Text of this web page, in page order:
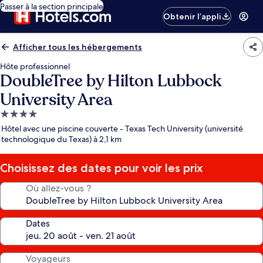
Passer à la section principale
Obtenir l’appli
Afficher tous les hébergements
Hôte professionnel
DoubleTree by Hilton Lubbock
University Area
Hébergement
4.0 étoiles
Hôtel avec une piscine couverte - Texas Tech University (université
technologique du Texas) à 2,1 km
Choisissez des dates pour voir les prix
Où allez-vous ?
Dates
Voyageurs